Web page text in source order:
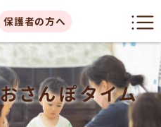
保護者の方へ
おさんぽタイム